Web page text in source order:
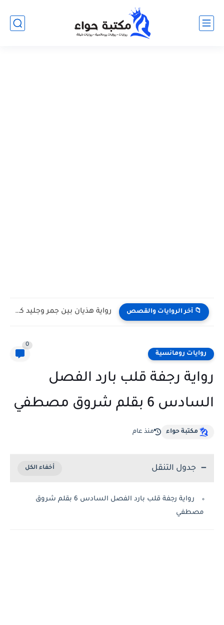
📁 آخر الروايات والقصص رواية هذيان بين جمر وجليد كامله وحصريه بقلم نورا ناصر
روايات رومانسية
0
رواية رجفة قلب بارد الفصل
السادس 6 بقلم شروق مصطفي
مكتبة حواء منذ عام
جدول التنقل
رواية رجفة قلب بارد الفصل السادس 6 بقلم شروق
مصطفي